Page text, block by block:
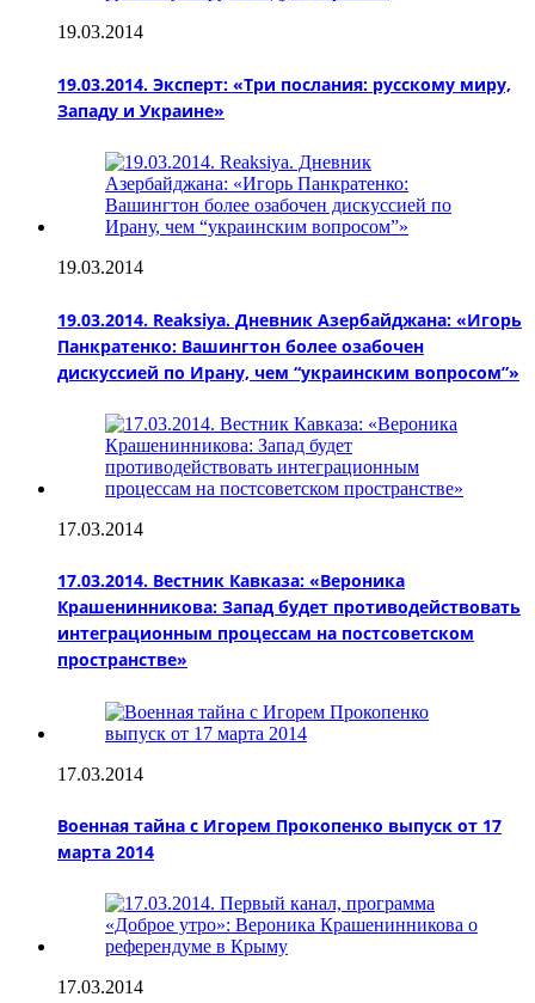
19.03.2014
19.03.2014. Эксперт: «Три послания: русскому миру,
Западу и Украине»
19.03.2014
19.03.2014. Reaksiya. Дневник Азербайджана: «Игорь
Панкратенко: Вашингтон более озабочен
дискуссией по Ирану, чем “украинским вопросом”»
17.03.2014
17.03.2014. Вестник Кавказа: «Вероника
Крашенинникова: Запад будет противодействовать
интеграционным процессам на постсоветском
пространстве»
17.03.2014
Военная тайна с Игорем Прокопенко выпуск от 17
марта 2014
17.03.2014